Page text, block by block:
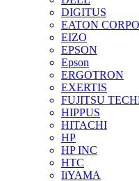
DIGITUS
EATON
EIZO
EPSON
Epson
ERGOTRON
EXERTIS
FUJITSU
HIPPUS
HITACHI
HP
HP INC
HTC
IiYAMA